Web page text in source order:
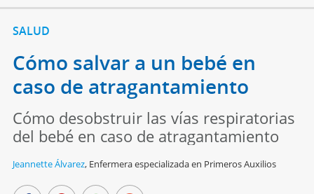
SALUD
Cómo salvar a un bebé en
caso de atragantamiento
Cómo desobstruir las vías respiratorias
del bebé en caso de atragantamiento
Jeannette Álvarez, Enfermera especializada en Primeros Auxilios